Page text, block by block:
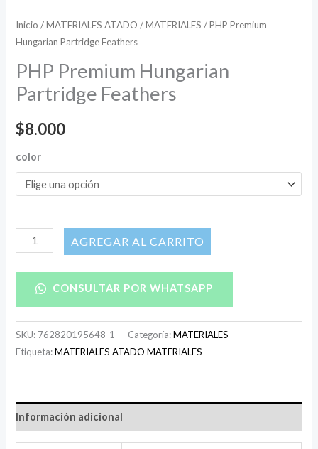
Inicio /MATERIALES ATADO /MATERIALES / PHP Premium
Hungarian Partridge Feathers
PHP Premium Hungarian
Partridge Feathers
$8.000
color
AÑADIR AL CARRITO
CONSULTAR POR WHATSAPP
SKU: 762820195648-1 Categoría:MATERIALES
Etiqueta:MATERIALES ATADO MATERIALES
Información adicional